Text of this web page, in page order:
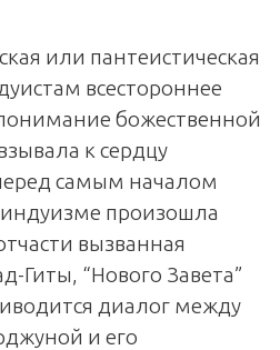
или пантеистическая
всестороннее
божественной
к сердцу
самым началом
произошла
вызванная
Гиты, “Нового Завета”
диалог между
и его